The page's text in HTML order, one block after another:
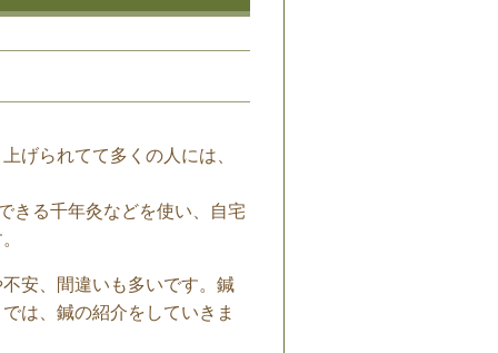
げられてて多くの人には、
きる千年灸などを使い、自宅
安、間違いも多いです。鍼
は、鍼の紹介をしていきま